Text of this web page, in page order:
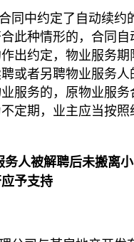
同中约定了自动续约
此种情形的，合同自
出约定，物业服务
或者另聘物业服务
服务的，原物业服
定期，业主应当按
务人被解聘后未搬离
予支持